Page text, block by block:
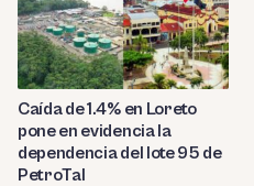
Caída de 1.4% en Loreto
pone en evidencia la
dependencia del lote 95 de
PetroTal